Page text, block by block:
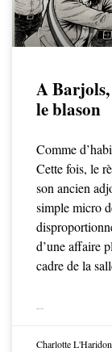
A
le blason
Comme
Cette fois, le
son ancien
simple micro
d’une affaire
cadre de la
Charlotte L'Haridon